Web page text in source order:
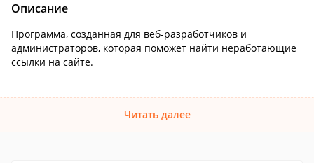
Описание
Программа, созданная для веб-разработчиков и
администраторов, которая поможет найти неработающие
ссылки на сайте.
Читать далее